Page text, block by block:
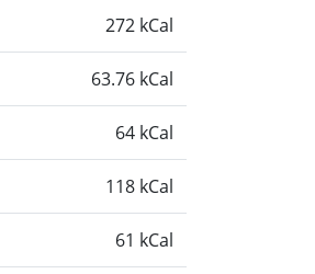
272 kCal
63.76 kCal
64 kCal
118 kCal
61 kCal